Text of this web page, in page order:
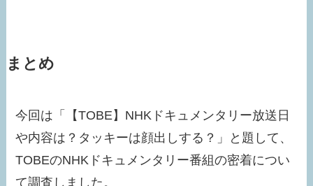
まとめ
今回は「【TOBE】NHKドキュメンタリー放送日
や内容は？タッキーは顔出しする？」と題して、
TOBEのNHKドキュメンタリー番組の密着につい
て調査しました。